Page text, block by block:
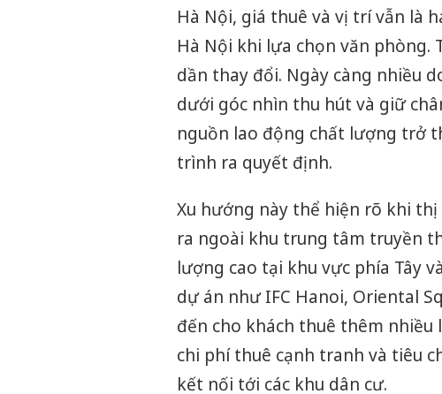
Hà Nội, giá thuê và vị trí vẫn là
Hà Nội khi lựa chọn văn phòng.
dần thay đổi. Ngày càng nhiều
dưới góc nhìn thu hút và giữ
nguồn lao động chất lượng trở
trình ra quyết định.
Xu hướng này thể hiện rõ khi
ra ngoài khu trung tâm truyền
lượng cao tại khu vực phía Tây
dự án như IFC Hanoi, Oriental
đến cho khách thuê thêm nhiều
chi phí thuê cạnh tranh và tiêu
kết nối tới các khu dân cư.